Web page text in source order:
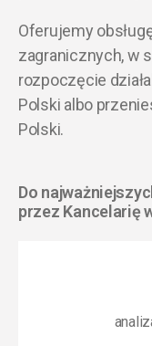
Oferujemy
zagranicznych, w
rozpoczęcie
Polski albo
Polski.
Do
przez Kancelarię